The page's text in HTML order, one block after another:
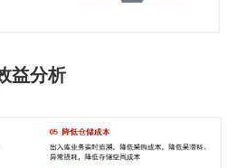
益分析